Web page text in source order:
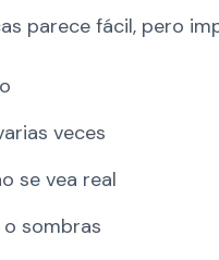
parece fácil, pero
veces
se vea real
sombras